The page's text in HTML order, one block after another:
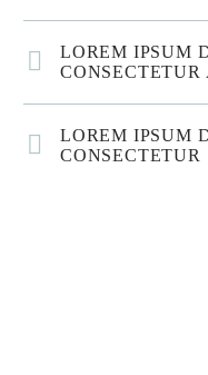
LOREM IPSUM
LOREM IPSUM
CONSECTETUR